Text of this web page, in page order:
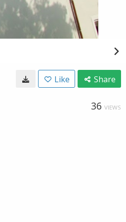
Like Share
36 VIEWS